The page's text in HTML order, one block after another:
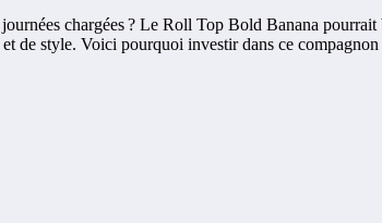
chargées ? Le Roll Top Bold Banana
de style. Voici pourquoi investir dans ce